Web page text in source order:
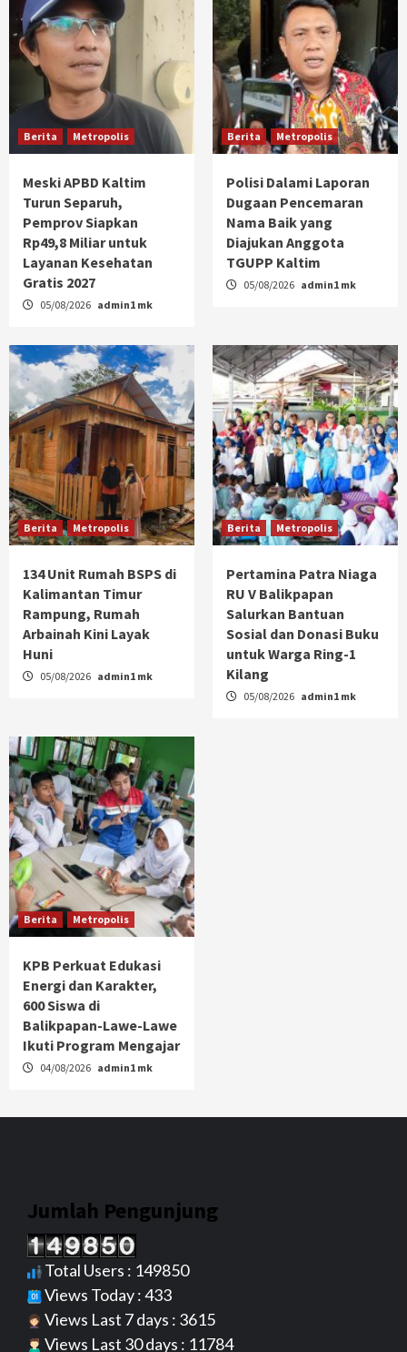
Berita Metropolis
Meski APBD Kaltim
Turun Separuh,
Pemprov Siapkan
Rp49,8 Miliar untuk
Layanan Kesehatan
Gratis 2027
05/08/2026 admin1 mk
Berita Metropolis
Polisi Dalami Laporan
Dugaan Pencemaran
Nama Baik yang
Diajukan Anggota
TGUPP Kaltim
05/08/2026 admin1 mk
Berita Metropolis
134 Unit Rumah BSPS di
Kalimantan Timur
Rampung, Rumah
Arbainah Kini Layak
Huni
05/08/2026 admin1 mk
Berita Metropolis
Pertamina Patra Niaga
RU V Balikpapan
Salurkan Bantuan
Sosial dan Donasi Buku
untuk Warga Ring-1
Kilang
05/08/2026 admin1 mk
Berita Metropolis
KPB Perkuat Edukasi
Energi dan Karakter,
600 Siswa di
Balikpapan-Lawe-Lawe
Ikuti Program Mengajar
04/08/2026 admin1 mk
Jumlah Pengunjung
Total Users : 149850
Views Today : 433
Views Last 7 days : 3615
Views Last 30 days : 11784